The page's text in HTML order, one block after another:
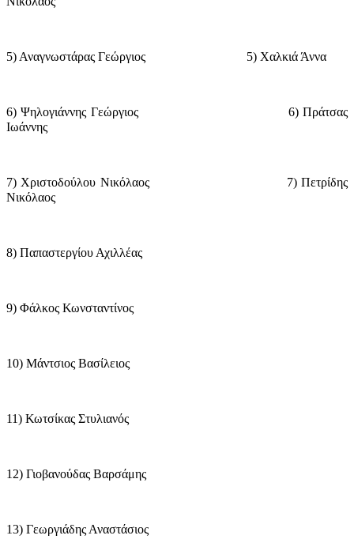
5) Αναγνωστάρας Γεώργιος 5) Χαλκιά Άννα
6) Ψηλογιάννης Γεώργιος
6) Πράτσας
Ιωάννης
7) Χριστοδούλου Νικόλαος
7) Πετρίδης
Νικόλαος
8) Παπαστεργίου Αχιλλέας
9) Φάλκος Κωνσταντίνος
10) Μάντσιος Βασίλειος
11) Κωτσίκας Στυλιανός
12) Γιοβανούδας Βαρσάμης
13) Γεωργιάδης Αναστάσιος